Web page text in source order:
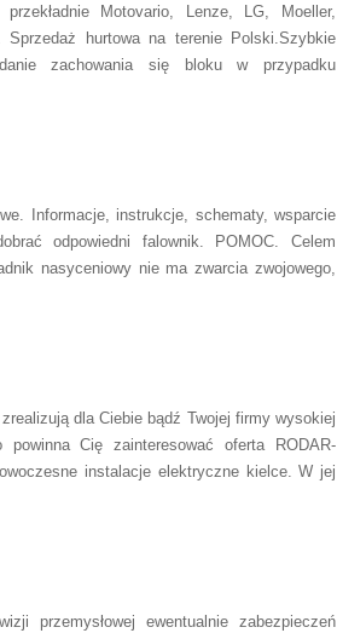
Motovario, Lenze, LG, Moeller,
hurtowa na terenie Polski.Szybkie
zachowania się bloku w przypadku
Informacje, instrukcje, schematy, wsparcie
odpowiedni falownik. POMOC. Celem
nasyceniowy nie ma zwarcia zwojowego,
dla Ciebie bądź Twojej firmy wysokiej
powinna Cię zainteresować oferta RODAR-
instalacje elektryczne kielce. W jej
przemysłowej ewentualnie zabezpieczeń